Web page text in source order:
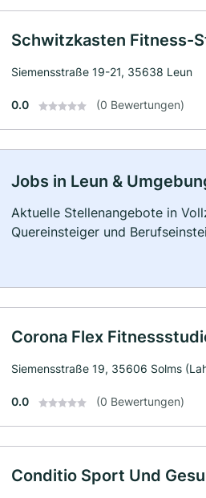
Schwitzkasten Fitness-
Siemensstraße 19-21, 35638 Leun
0.0 (0 Bewertungen)
Jobs in Leun &
Aktuelle Stellenangebote in
Quereinsteiger und
Corona Flex
Siemensstraße 19, 35606 Solms
0.0 (0 Bewertungen)
Conditio Sport Und